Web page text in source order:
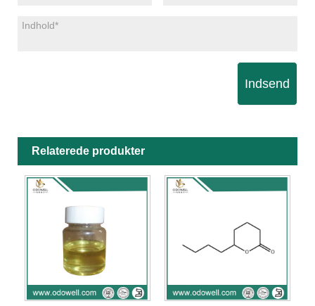
Indsend
Relaterede produkter